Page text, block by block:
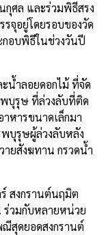
ศล และร่วมพิธีสรง
จุอยู่โดยรอบของวัด
กอบพิธีในช่วงวันปี
น้ำลอยดอกไม้ ที่จัด
พบุรุษ ที่ล่วงลับที่ติด
หารขนาดเล็กมา
พบุรุษผู้ล่วงลับหลัง
ยสังฆทาน กรวดน้ำ
สงกรานต์นฤมิต
ร่วมกับหลายหน่วย
ณีสุดยอดสงกรานต์